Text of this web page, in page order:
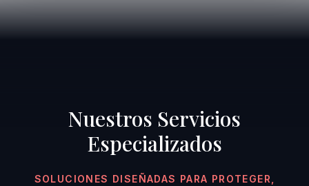
Nuestros Servicios
Especializados
SOLUCIONES DISEÑADAS PARA PROTEGER,